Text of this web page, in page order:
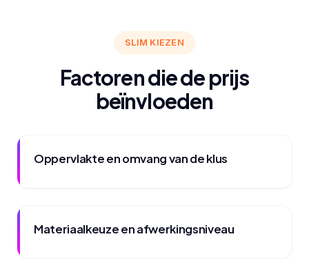
SLIM KIEZEN
Factoren die de prijs
beïnvloeden
Oppervlakte en omvang van de klus
Materiaalkeuze en afwerkingsniveau